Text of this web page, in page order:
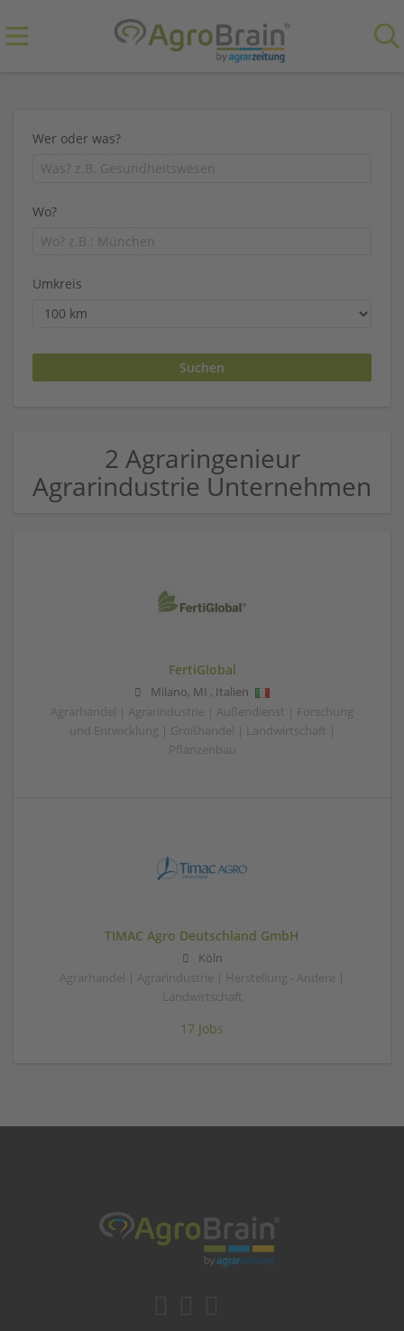
Wer oder was?
Wo?
Umkreis
2 Agraringenieur
Agrarindustrie Unternehmen
FertiGlobal
Milano, MI , Italien
Agrarhandel | Agrarindustrie | Außendienst | Forschung
und Entwicklung | Großhandel | Landwirtschaft |
Pflanzenbau
TIMAC Agro Deutschland GmbH
Köln
Agrarhandel | Agrarindustrie | Herstellung - Andere |
Landwirtschaft
17 Jobs